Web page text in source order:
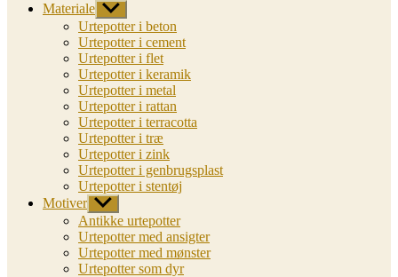
Materiale Vis
undermenu
Urtepotter i beton
Urtepotter i cement
Urtepotter i flet
Urtepotter i keramik
Urtepotter i metal
Urtepotter i rattan
Urtepotter i terracotta
Urtepotter i træ
Urtepotter i zink
Urtepotter i genbrugsplast
Urtepotter i stentøj
Motiver Vis
undermenu
Antikke urtepotter
Urtepotter med ansigter
Urtepotter med mønster
Urtepotter som dyr